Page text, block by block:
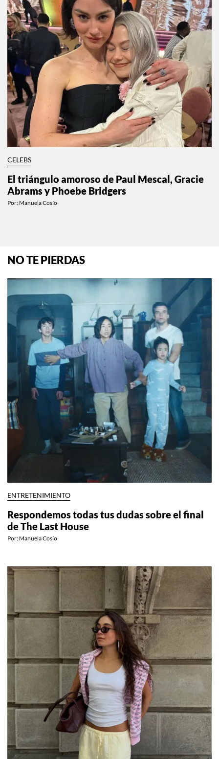
CELEBS
El triángulo amoroso de Paul Mescal, Gracie
Abrams y Phoebe Bridgers
Por: Manuela Cosío
NO TE PIERDAS
ENTRETENIMIENTO
Respondemos todas tus dudas sobre el final
de The Last House
Por: Manuela Cosío